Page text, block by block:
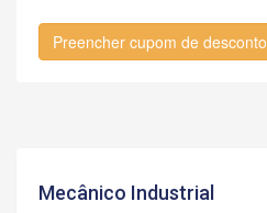
Preencher cupom de desconto
Mecânico Industrial